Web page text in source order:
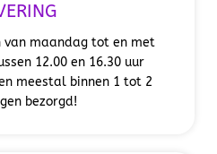
van maandag tot en met
12.00 en 16.30 uur
meestal binnen 1 tot 2
bezorgd!